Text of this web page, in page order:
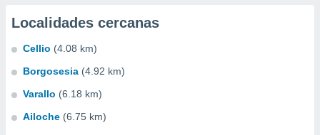
Localidades cercanas
Cellio (4.08 km)
Borgosesia (4.92 km)
Varallo (6.18 km)
Ailoche (6.75 km)